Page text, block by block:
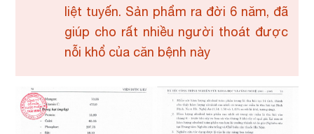
liệt tuyến. Sản phẩm ra đời 6 năm, đã
giúp cho rất nhiều người thoát được
nỗi khổ của căn bệnh này